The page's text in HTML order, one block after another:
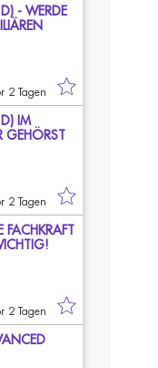
- WERDE
2 Tagen
IM
GEHÖRST
2 Tagen
FACHKRAFT
2 Tagen